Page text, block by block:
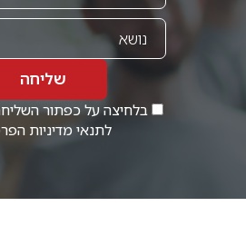
שליחה
בלחיצה על כפתור
לתנאימדיניות